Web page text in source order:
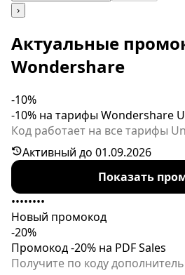
›
Актуальные
Wondershare
-10%
-10% на тарифы Wondershare
Код работает на все тарифы
Contain и UniConverter EN-
Спецпредложение ограничено.
Активный до 01.09.2026
Показать
••••••••
Новый промокод
-20%
Промокод -20% на PDF Sales
Получите по коду